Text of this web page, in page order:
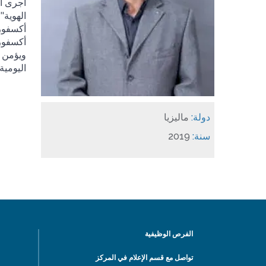
دولة: ماليزيا
سنة: 2019
ويؤمن
الفرص الوظيفية
تواصل مع قسم الإعلام في المركز